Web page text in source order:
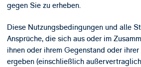
gegen Sie zu erheben.
Diese Nutzungsbedingungen und alle
Ansprüche, die sich aus oder im
ihnen oder ihrem Gegenstand oder
ergeben (einschließlich